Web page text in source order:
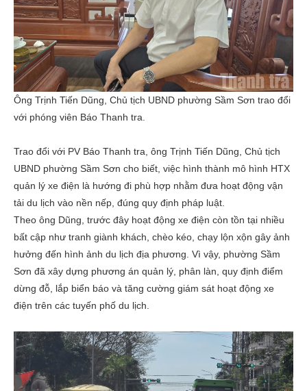
Ông Trịnh Tiến Dũng, Chủ tịch UBND phường Sầm Sơn trao đổi
với phóng viên Báo Thanh tra.
Trao đổi với PV Báo Thanh tra, ông Trịnh Tiến Dũng, Chủ tịch
UBND phường Sầm Sơn cho biết, việc hình thành mô hình HTX
quản lý xe điện là hướng đi phù hợp nhằm đưa hoạt động vận
tải du lịch vào nền nếp, đúng quy định pháp luật.
Theo ông Dũng, trước đây hoạt động xe điện còn tồn tại nhiều
bất cập như tranh giành khách, chèo kéo, chạy lộn xộn gây ảnh
hưởng đến hình ảnh du lịch địa phương. Vì vậy, phường Sầm
Sơn đã xây dựng phương án quản lý, phân làn, quy định điểm
dừng đỗ, lắp biển báo và tăng cường giám sát hoạt động xe
điện trên các tuyến phố du lịch.